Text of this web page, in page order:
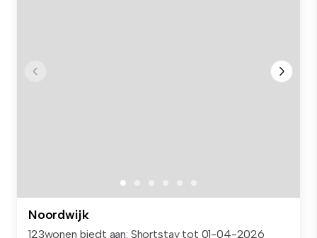
Noordwijk
123wonen biedt aan: Shortstay tot 01-04-2026